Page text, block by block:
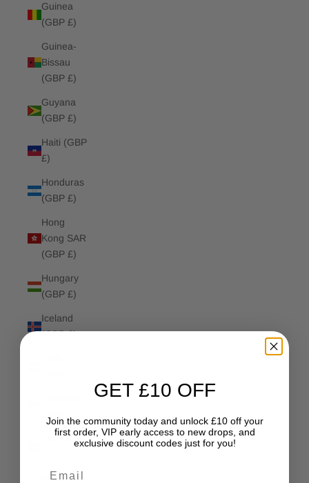
Guinea
(GBP £)
Guinea-
Bissau
(GBP £)
Guyana
(GBP £)
Haiti (GBP
£)
Honduras
(GBP £)
Hong
Kong SAR
(GBP £)
Hungary
(GBP £)
Iceland
(GBP £)
Iraq (GBP
Ireland
GET £10 OFF
Join the community today and unlock £10 off your
first order, VIP early access to new drops, and
exclusive discount codes just for you!